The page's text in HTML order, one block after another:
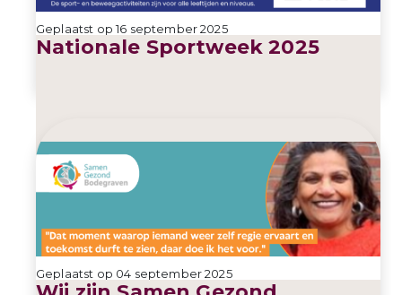
Geplaatst op 16 september 2025
Nationale Sportweek 2025
Geplaatst op 04 september 2025